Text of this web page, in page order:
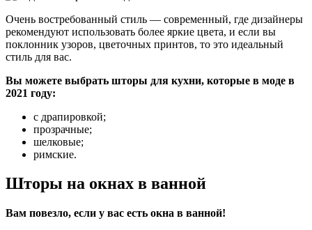
Очень востребованный стиль — современный, где дизайнеры
рекомендуют использовать более яркие цвета, и если вы
поклонник узоров, цветочных принтов, то это идеальный
стиль для вас.
Вы можете выбрать шторы для кухни, которые в моде в
2021 году:
с драпировкой;
прозрачные;
шелковые;
римские.
Шторы на окнах в ванной
Вам повезло, если у вас есть окна в ванной!